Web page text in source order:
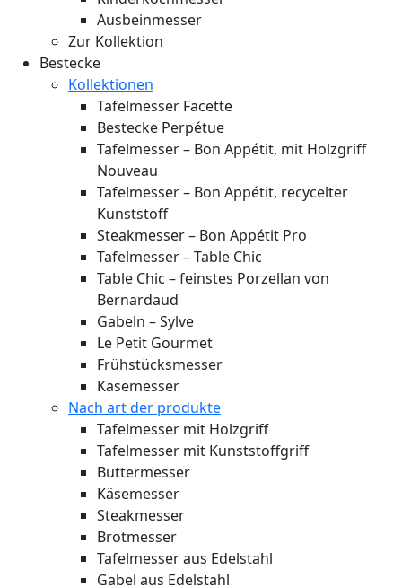
Ausbeinmesser
Zur Kollektion
Bestecke
Kollektionen
Tafelmesser Facette
Bestecke Perpétue
Tafelmesser – Bon Appétit, mit Holzgriff
Nouveau
Tafelmesser – Bon Appétit, recycelter
Kunststoff
Steakmesser – Bon Appétit Pro
Tafelmesser – Table Chic
Table Chic – feinstes Porzellan von
Bernardaud
Gabeln – Sylve
Le Petit Gourmet
Frühstücksmesser
Käsemesser
Nach art der produkte
Tafelmesser mit Holzgriff
Tafelmesser mit Kunststoffgriff
Buttermesser
Käsemesser
Steakmesser
Brotmesser
Tafelmesser aus Edelstahl
Gabel aus Edelstahl